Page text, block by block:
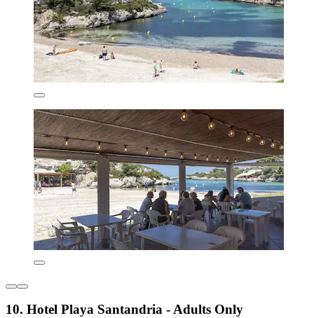
10. Hotel Playa Santandria - Adults Only